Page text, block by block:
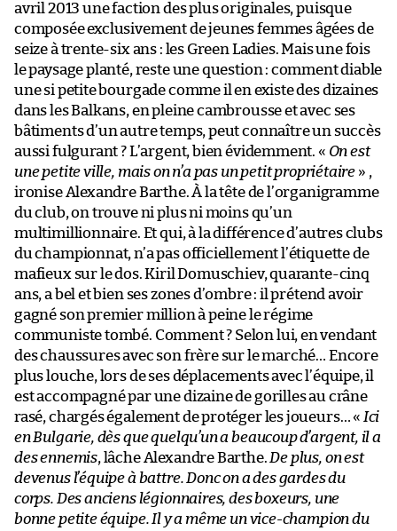
avril 2013 une faction des plus originales, puisque
composée exclusivement de jeunes femmes âgées de
seize à trente-six ans : les Green Ladies. Mais une fois
le paysage planté, reste une question : comment diable
une si petite bourgade comme il en existe des dizaines
dans les Balkans, en pleine cambrousse et avec ses
bâtiments d’un autre temps, peut connaître un succès
aussi fulgurant ? L’argent, bien évidemment. « On est
une petite ville, mais on n’a pas un petit propriétaire » ,
ironise Alexandre Barthe. À la tête de l’organigramme
du club, on trouve ni plus ni moins qu’un
multimillionnaire. Et qui, à la différence d’autres clubs
du championnat, n’a pas officiellement l’étiquette de
mafieux sur le dos. Kiril Domuschiev, quarante-cinq
ans, a bel et bien ses zones d’ombre : il prétend avoir
gagné son premier million à peine le régime
communiste tombé. Comment ? Selon lui, en vendant
des chaussures avec son frère sur le marché… Encore
plus louche, lors de ses déplacements avec l’équipe, il
est accompagné par une dizaine de gorilles au crâne
rasé, chargés également de protéger les joueurs… « Ici
en Bulgarie, dès que quelqu’un a beaucoup d’argent, il a
des ennemis, lâche Alexandre Barthe. De plus, on est
devenus l’équipe à battre. Donc on a des gardes du
corps. Des anciens légionnaires, des boxeurs, une
bonne petite équipe. Il y a même un vice-champion du